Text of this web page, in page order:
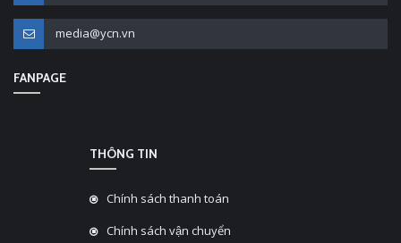
media@ycn.vn
FANPAGE
THÔNG TIN
Chính sách thanh toán
Chính sách vận chuyển